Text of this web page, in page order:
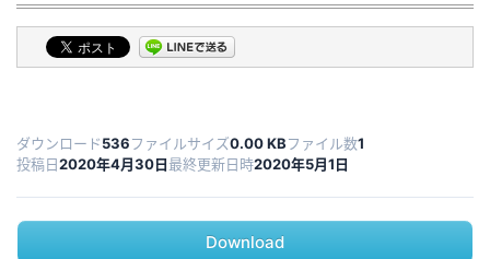
ダウンロード536ファイルサイズ0.00 KBファイル数1
投稿日2020年4月30日最終更新日時2020年5月1日
Download